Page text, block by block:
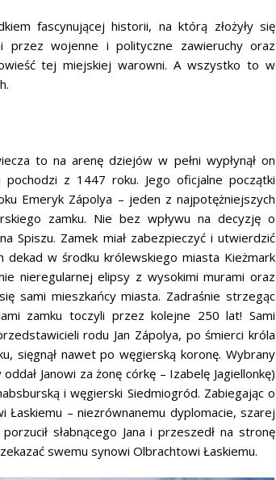
fascynującej historii, na którą złożyły się
przez wojenne i polityczne zawieruchy oraz
tej miejskiej warowni. A wszystko to w
to na arenę dziejów w pełni wypłynął on
z 1447 roku. Jego oficjalne początki
Emeryk Zápolya – jeden z najpotężniejszych
zamku. Nie bez wpływu na decyzję o
Spiszu. Zamek miał zabezpieczyć i utwierdzić
dekad w środku królewskiego miasta Kieżmark
nieregularnej elipsy z wysokimi murami oraz
sami mieszkańcy miasta. Zadraśnie strzegąc
zamku toczyli przez kolejne 250 lat! Sami
rodu Jan Zápolya, po śmierci króla
sięgnął nawet po węgierską koronę. Wybrany
Janowi za żonę córkę – Izabelę Jagiellonkę)
i węgierski Siedmiogród. Zabiegając o
– niezrównanemu dyplomacie, szarej
słabnącego Jana i przeszedł na stronę
swemu synowi Olbrachtowi Łaskiemu.